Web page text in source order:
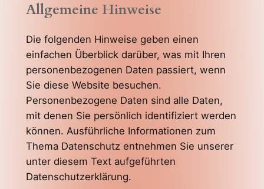
Allgemeine Hinweise
Die folgenden Hinweise geben einen
einfachen Überblick darüber, was mit Ihren
personenbezogenen Daten passiert, wenn
Sie diese Website besuchen.
Personenbezogene Daten sind alle Daten,
mit denen Sie persönlich identifiziert werden
können. Ausführliche Informationen zum
Thema Datenschutz entnehmen Sie unserer
unter diesem Text aufgeführten
Datenschutzerklärung.